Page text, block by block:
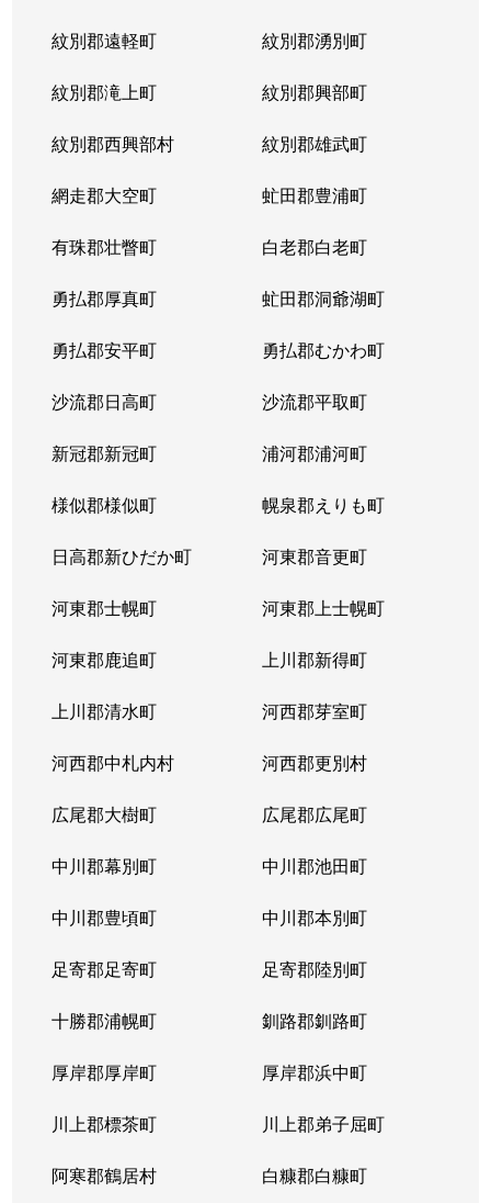
紋別郡遠軽町 紋別郡湧別町
紋別郡滝上町 紋別郡興部町
紋別郡西興部村 紋別郡雄武町
網走郡大空町 虻田郡豊浦町
有珠郡壮瞥町 白老郡白老町
勇払郡厚真町 虻田郡洞爺湖町
勇払郡安平町 勇払郡むかわ町
沙流郡日高町 沙流郡平取町
新冠郡新冠町 浦河郡浦河町
様似郡様似町 幌泉郡えりも町
日高郡新ひだか町 河東郡音更町
河東郡士幌町 河東郡上士幌町
河東郡鹿追町 上川郡新得町
上川郡清水町 河西郡芽室町
河西郡中札内村 河西郡更別村
広尾郡大樹町 広尾郡広尾町
中川郡幕別町 中川郡池田町
中川郡豊頃町 中川郡本別町
足寄郡足寄町 足寄郡陸別町
十勝郡浦幌町 釧路郡釧路町
厚岸郡厚岸町 厚岸郡浜中町
川上郡標茶町 川上郡弟子屈町
阿寒郡鶴居村 白糠郡白糠町